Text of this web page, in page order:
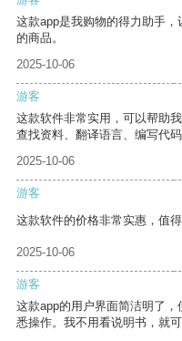
这款app是我购物的得力助手
的商品。
2025-10-06
游客
这款软件非常实用，可以帮助
查找资料、翻译语言、编写代码
2025-10-06
游客
这款软件的价格非常实惠，值得
2025-10-06
游客
这款app的用户界面简洁明了
悉操作。我不用看说明书，就